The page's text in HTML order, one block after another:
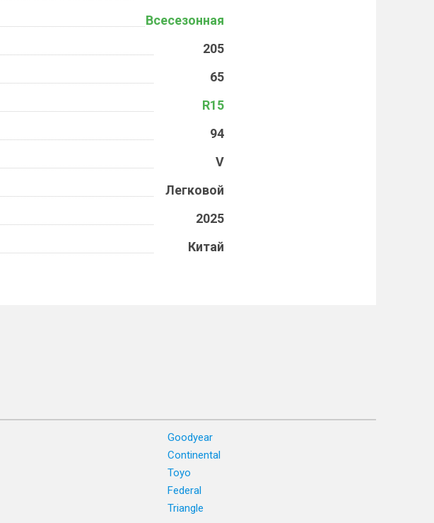
Всесезонная
205
65
R15
94
V
Легковой
2025
Китай
Goodyear
Continental
Toyo
Federal
Triangle